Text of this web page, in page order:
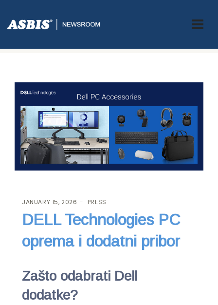
ASBIS.BA>PRESS> DELL TECHNOLOGIES PC OPREMA I DODATNI
JANUARY 15, 2026 PRESS
DELL Technologies PC
oprema i dodatni pribor
Zašto odabrati Dell
dodatke?